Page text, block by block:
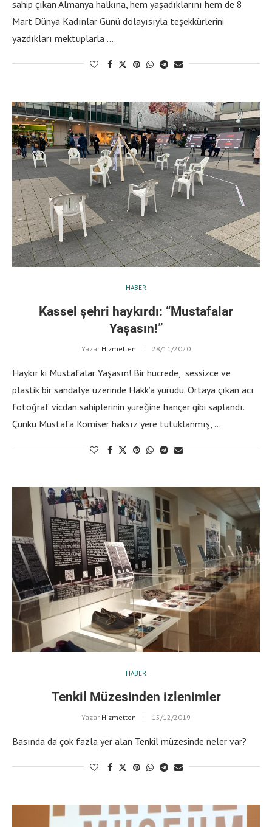
sahip çıkan Almanya halkına, hem yaşadıklarını hem de 8
Mart Dünya Kadınlar Günü dolayısıyla teşekkürlerini
yazdıkları mektuplarla …
HABER
Kassel şehri haykırdı: “Mustafalar
Yaşasın!”
Yazar Hizmetten 28/11/2020
Haykır ki Mustafalar Yaşasın! Bir hücrede, sessizce ve
plastik bir sandalye üzerinde Hakk’a yürüdü. Ortaya çıkan acı
fotoğraf vicdan sahiplerinin yüreğine hançer gibi saplandı.
Çünkü Mustafa Komiser haksız yere tutuklanmış, …
HABER
Tenkil Müzesinden izlenimler
Yazar Hizmetten 15/12/2019
Basında da çok fazla yer alan Tenkil müzesinde neler var?